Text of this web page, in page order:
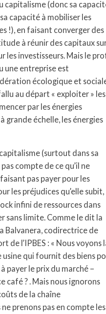
capitalisme (donc sa
capacité à mobiliser les
!), en faisant converger des
à réunir des capitaux
les investisseurs. Mais le
une entreprise est
écologique et
au départ « exploiter » les
par les énergies
grande échelle, les énergies
(surtout dans sa
compte de ce qu’il ne
pas payer pour les
les préjudices qu’elle subit,
infini de ressources dans
sans limite. Comme le dit la
Balvanera, codirectrice de
de l’IPBES : « Nous voyons
qui fournit des biens
payer le prix du marché –
café ? . Mais nous ignorons
de la chaîne
prenons pas en compte les